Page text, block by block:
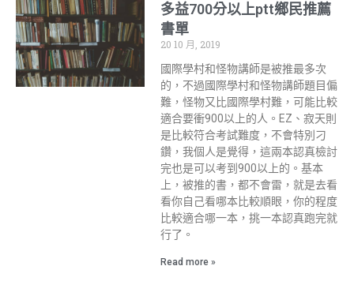
多益700分以上ptt鄉民推薦
書單
20 10 月, 2019
國際學村和怪物講師是被推最多次
的，不過國際學村和怪物講師題目偏
難，怪物又比國際學村難，可能比較
適合要衝900以上的人。EZ、寂天則
是比較符合考試難度，不會特別刁
鑽，我個人是覺得，這兩本認真檢討
完也是可以考到900以上的。基本
上，被推的書，都不會雷，就是去看
看你自己看哪本比較順眼，你的程度
比較適合哪一本，挑一本認真跑完就
行了。
Read more »